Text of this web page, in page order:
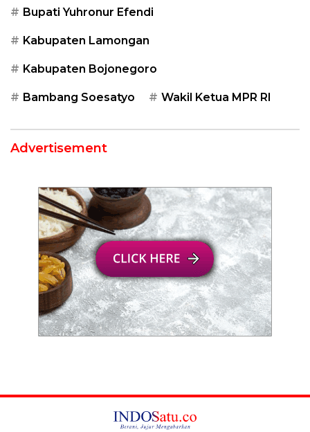
Bupati Yuhronur Efendi
Kabupaten Lamongan
Kabupaten Bojonegoro
Bambang Soesatyo Wakil Ketua MPR RI
Advertisement